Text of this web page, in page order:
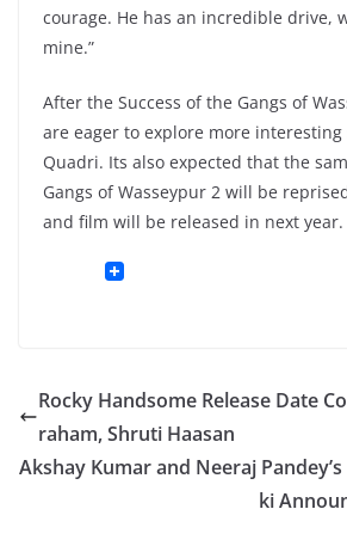
courage. He has an incredible drive,
mine.”
After the Success of the Gangs of
are eager to explore more interesting
Quadri. Its also expected that the
Gangs of Wasseypur 2 will be
and film will be released in next year.
Rocky Handsome Release Date
raham, Shruti Haasan
Akshay Kumar and Neeraj
ki